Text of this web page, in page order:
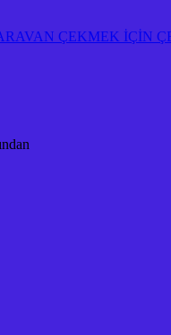
ÇEKMEK İÇİN